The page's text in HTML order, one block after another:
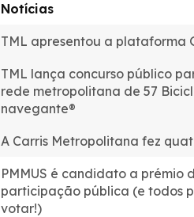
Notícias
TML apresentou a plataforma
TML lança concurso público
rede metropolitana de 57
navegante®
A Carris Metropolitana fez
PMMUS é candidato a prémio
participação pública (e todos
votar!)